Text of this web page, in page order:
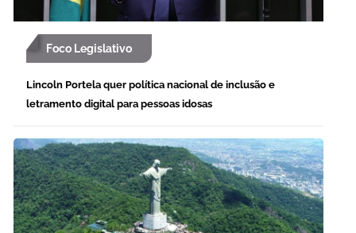
Foco Legislativo
Lincoln Portela quer política nacional de inclusão e
letramento digital para pessoas idosas